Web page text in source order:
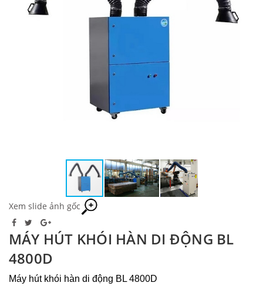
Xem slide ảnh gốc
MÁY HÚT KHÓI HÀN DI ĐỘNG BL
4800D
Máy hút khói hàn di động BL 4800D